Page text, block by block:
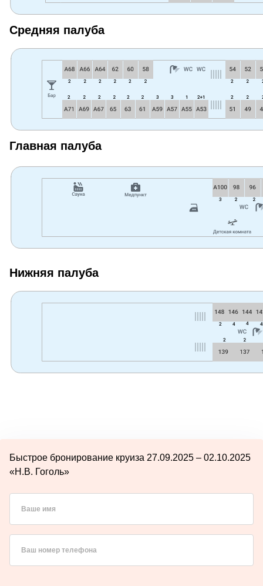
Средняя палуба
Главная палуба
Нижняя палуба
Быстрое бронирование круиза 27.09.2025 – 02.10.2025
«Н.В. Гоголь»
Ваше имя
Ваш номер телефона